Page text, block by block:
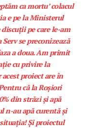
ca mortu’ colacul
e pe la Ministerul
pe care le-am
se preconizează
a doua. Am primit
cu privire la
proiect are în
că la Roșiori
din străzi și apă
n-au apă curentă și
Și proiectul